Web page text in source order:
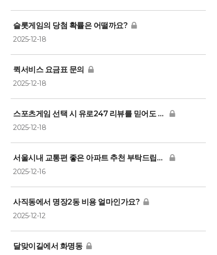
슬롯게임의 당첨 확률은 어떨까요?
2025-12-18
퀵서비스 요금표 문의
2025-12-18
스포츠게임 선택 시 유로247 리뷰를 믿어도 되나요?
2025-12-18
서울시내 교통편 좋은 아파트 추천 부탁드립니다
2025-12-16
사직동에서 명장2동 비용 얼마인가요?
2025-12-12
달맞이길에서 화명동